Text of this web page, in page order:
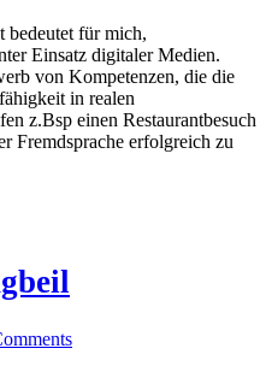
bedeutet für mich,
Einsatz digitaler Medien.
von Kompetenzen, die die
in realen
z.Bsp einen Restaurantbesuch
Fremdsprache erfolgreich zu